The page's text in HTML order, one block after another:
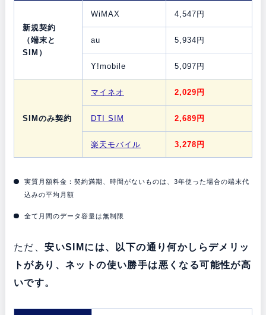
新規契約
（端末と
SIM）
WiMAX 4,547円
au 5,934円
Y!mobile 5,097円
SIMのみ契約
マイネオ 2,029円
DTI SIM 2,689円
楽天モバイル 3,278円
実質月額料金：契約満期、時間がないものは、3年使った場合の端末代
込みの平均月額
全て月間のデータ容量は無制限
ただ、安いSIMには、以下の通り何かしらデメリッ
トがあり、ネットの使い勝手は悪くなる可能性が高
いです。